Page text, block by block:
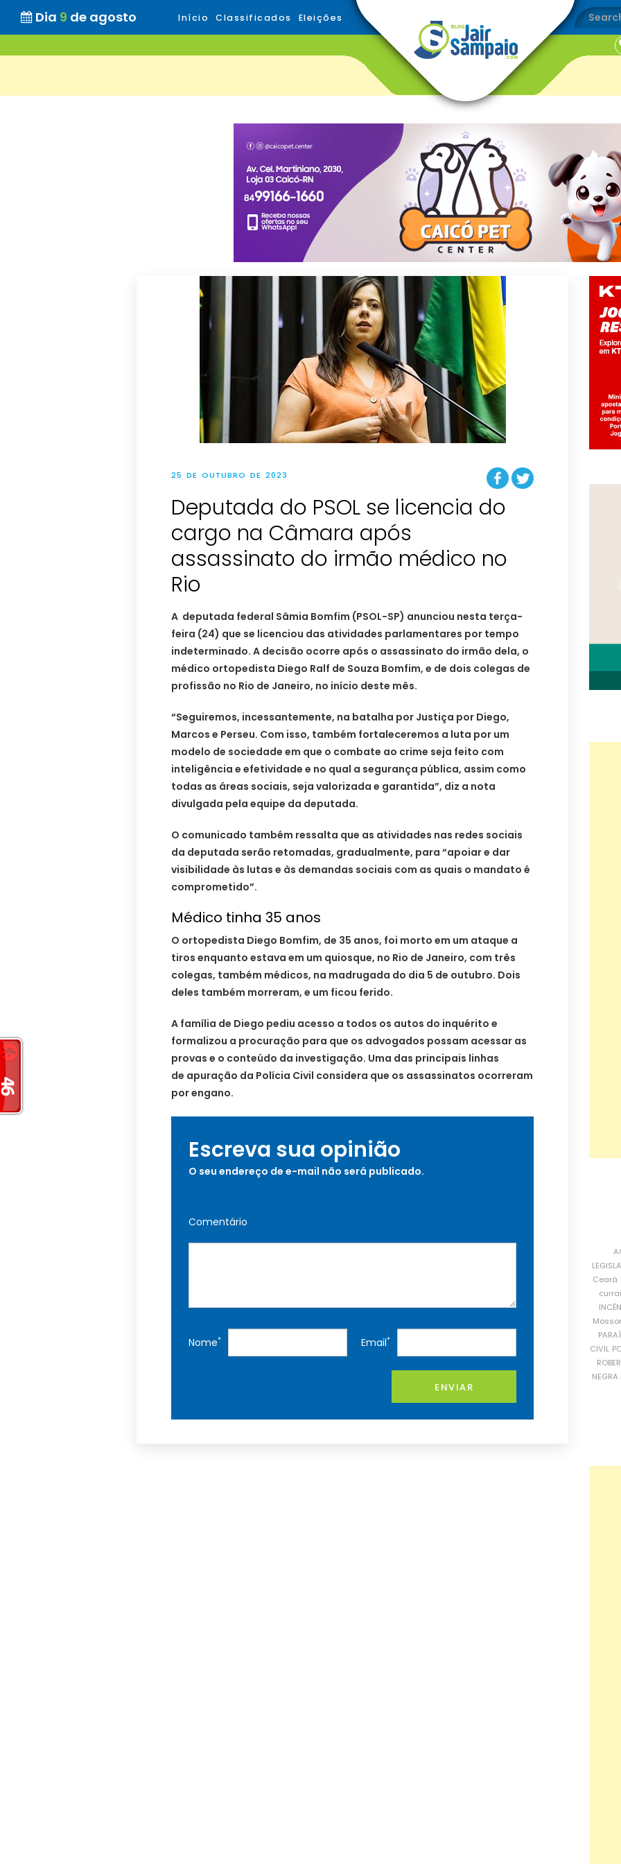
Dia 9 de agosto Início Classificados Eleições
25 DE OUTUBRO DE 2023
Deputada do PSOL se licencia do
cargo na Câmara após
assassinato do irmão médico no
Rio
A deputada federal Sâmia Bomfim (PSOL-SP) anunciou nesta terça-
feira (24) que se licenciou das atividades parlamentares por tempo
indeterminado. A decisão ocorre após o assassinato do irmão dela, o
médico ortopedista Diego Ralf de Souza Bomfim, e de dois colegas de
profissão no Rio de Janeiro, no início deste mês.
“Seguiremos, incessantemente, na batalha por Justiça por Diego,
Marcos e Perseu. Com isso, também fortaleceremos a luta por um
modelo de sociedade em que o combate ao crime seja feito com
inteligência e efetividade e no qual a segurança pública, assim como
todas as áreas sociais, seja valorizada e garantida”, diz a nota
divulgada pela equipe da deputada.
O comunicado também ressalta que as atividades nas redes sociais
da deputada serão retomadas, gradualmente, para “apoiar e dar
visibilidade às lutas e às demandas sociais com as quais o mandato é
comprometido”.
Médico tinha 35 anos
O ortopedista Diego Bomfim, de 35 anos, foi morto em um ataque a
tiros enquanto estava em um quiosque, no Rio de Janeiro, com três
colegas, também médicos, na madrugada do dia 5 de outubro. Dois
deles também morreram, e um ficou ferido.
A família de Diego pediu acesso a todos os autos do inquérito e
formalizou a procuração para que os advogados possam acessar as
provas e o conteúdo da investigação. Uma das principais linhas
de apuração da Polícia Civil considera que os assassinatos ocorreram
por engano.
Escreva sua opinião
O seu endereço de e-mail não será publicado.
Comentário
Nome* Email*
ENVIAR
Ceará
CIVIL
NEGRA